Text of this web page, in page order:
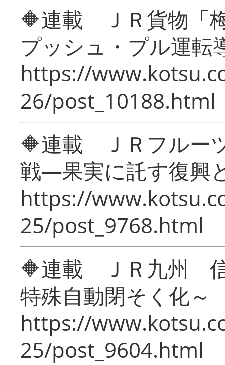
🔶連載 ＪＲ貨物「
プッシュ・プル運転
https://
26/post_10188.html
🔶連載 ＪＲフルー
戦―果実に託す復興
https://
25/post_9768.html
🔶連載 ＪＲ九州 信
特殊自動閉そく化～
https://
25/post_9604.html